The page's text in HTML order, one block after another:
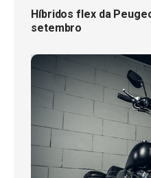
Híbridos flex da
setembro